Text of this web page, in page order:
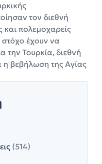
τον διεθνή
και πολεμοχαρείς
έχουν να
την Τουρκία, διεθνή
η βεβήλωση της Αγίας
(514)